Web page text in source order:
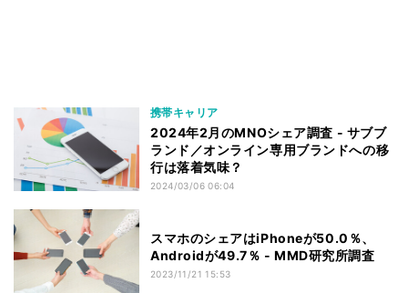
携帯キャリア
2024年2月のMNOシェア調査 - サブブ
ランド／オンライン専用ブランドへの移
行は落着気味？
2024/03/06 06:04
スマホのシェアはiPhoneが50.0％、
Androidが49.7％ - MMD研究所調査
2023/11/21 15:53